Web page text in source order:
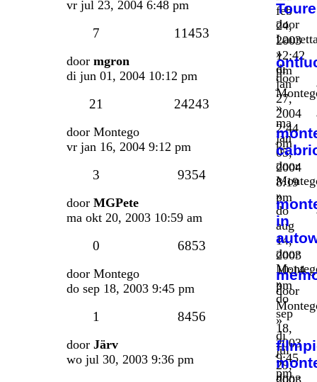
feb
24,
2003
12:42
pm
vr jul 23, 2004 6:48 pm
door
»
di
jan
27,
2004
2:44
pm
7 11453
door mgron
di jun 01, 2004 10:12 pm
door
»
ma
jan
05,
2004
8:19
pm
21 24243
door Montego
vr jan 16, 2004 9:12 pm
door
»
do
aug
14,
2003
10:14
pm
3 9354
door MGPete
ma okt 20, 2003 10:59 am
in
door
»
do
sep
18,
2003
9:45
pm
0 6853
door Montego
do sep 18, 2003 9:45 pm
door
»
di
jul
29,
1 8456
door Järv
wo jul 30, 2003 9:36 pm
door